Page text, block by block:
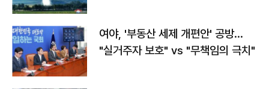
여야, '부동산 세제 개편안' 공방…
"실거주자 보호" vs "무책임의 극치"